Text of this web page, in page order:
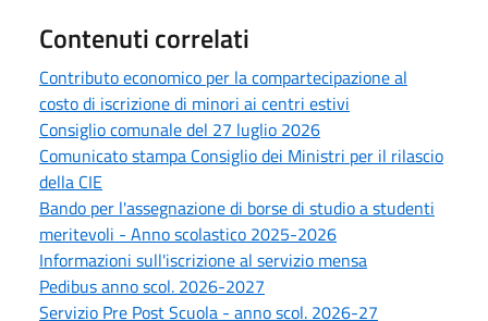
Contenuti correlati
Contributo economico per la compartecipazione al
costo di iscrizione di minori ai centri estivi
Consiglio comunale del 27 luglio 2026
Comunicato stampa Consiglio dei Ministri per il rilascio
della CIE
Bando per l'assegnazione di borse di studio a studenti
meritevoli - Anno scolastico 2025-2026
Informazioni sull'iscrizione al servizio mensa
Pedibus anno scol. 2026-2027
Servizio Pre Post Scuola - anno scol. 2026-27